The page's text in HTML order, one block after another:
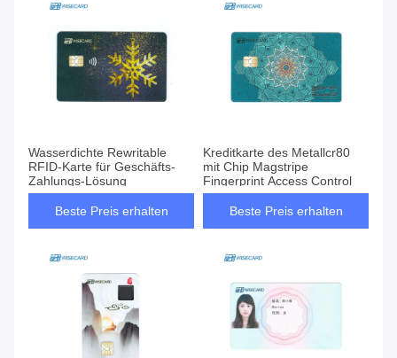
Wasserdichte Rewritable
RFID-Karte für Geschäfts-
Zahlungs-Lösung
Beste Preis erhalten
Kreditkarte des Metallcr80
mit Chip Magstripe
Fingerprint Access Control
Beste Preis erhalten